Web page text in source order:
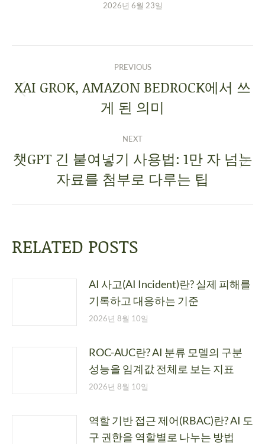
2026년 6월 23일
PREVIOUS
XAI GROK, AMAZON BEDROCK에서 쓰
게 된 의미
NEXT
챗GPT 긴 붙여넣기 사용법: 1만 자 넘는
자료를 첨부로 다루는 팁
RELATED POSTS
AI 사고(AI Incident)란? 실제 피해를
기록하고 대응하는 기준
2026년 8월 10일
ROC-AUC란? AI 분류 모델의 구분
성능을 임계값 전체로 보는 지표
2026년 8월 10일
역할 기반 접근 제어(RBAC)란? AI 도
구 권한을 역할별로 나누는 방법